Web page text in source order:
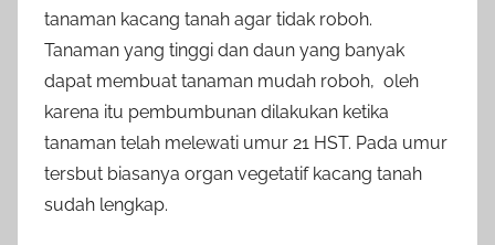
tanaman kacang tanah agar tidak roboh.
Tanaman yang tinggi dan daun yang banyak
dapat membuat tanaman mudah roboh, oleh
karena itu pembumbunan dilakukan ketika
tanaman telah melewati umur 21 HST. Pada umur
tersbut biasanya organ vegetatif kacang tanah
sudah lengkap.